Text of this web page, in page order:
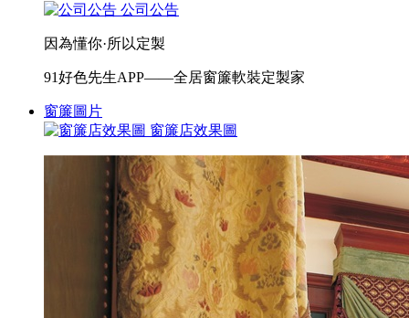
公司公告
因為懂你·所以定製
91好色先生APP——全居窗簾軟裝定製家
窗簾圖片
窗簾店效果圖